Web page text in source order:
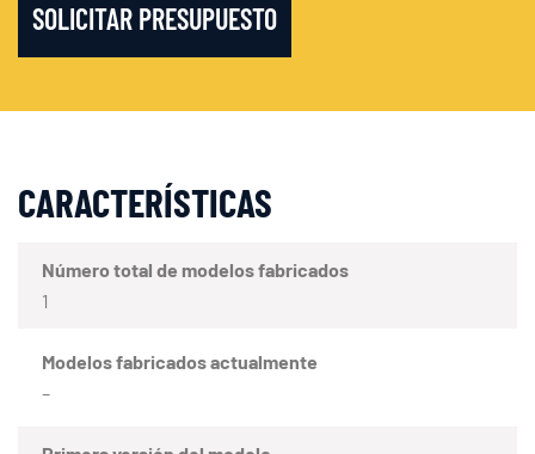
SOLICITAR PRESUPUESTO
CARACTERÍSTICAS
Número total de modelos fabricados
1
Modelos fabricados actualmente
–